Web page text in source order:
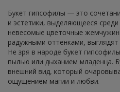
Букет гипсофилы — это
и эстетики, выделяющееся
невесомые цветочные
радужными оттенками, выглядят
Не зря в народе букет
пылью или дыханием младенца.
внешний вид, который
ощущением магии и любви.